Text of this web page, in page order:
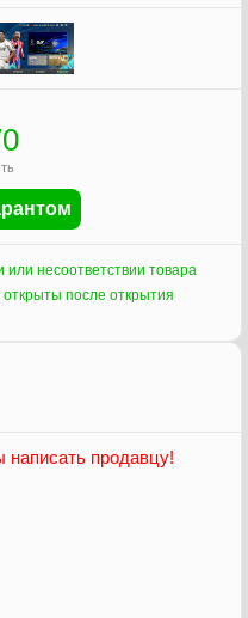
несоответствии товара
после открытия
написать продавцу!